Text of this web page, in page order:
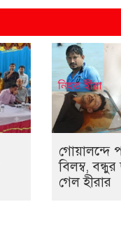
গোয়ালন্দে
বিলম্ব, বন্ধুর
গেল হীরার